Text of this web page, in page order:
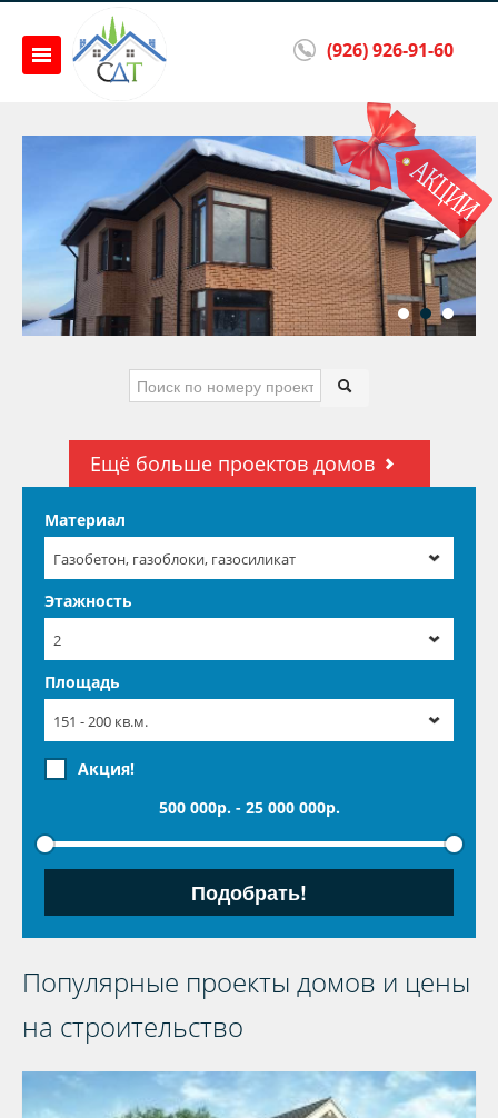
(926) 926-91-60
Ещё больше проектов домов
Материал
Газобетон, газоблоки, газосиликат
Этажность
2
Площадь
151 - 200 кв.м.
Акция!
500 000p.- 25 000 000p.
Популярные проекты домов и цены
на строительство